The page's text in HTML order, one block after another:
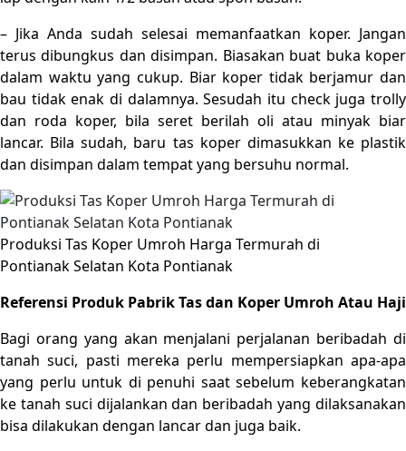
– Jika Anda sudah selesai memanfaatkan koper. Jangan
terus dibungkus dan disimpan. Biasakan buat buka koper
dalam waktu yang cukup. Biar koper tidak berjamur dan
bau tidak enak di dalamnya. Sesudah itu check juga trolly
dan roda koper, bila seret berilah oli atau minyak biar
lancar. Bila sudah, baru tas koper dimasukkan ke plastik
dan disimpan dalam tempat yang bersuhu normal.
Produksi Tas Koper Umroh Harga Termurah di
Pontianak Selatan Kota Pontianak
Referensi Produk Pabrik Tas dan Koper Umroh Atau Haji
Bagi orang yang akan menjalani perjalanan beribadah di
tanah suci, pasti mereka perlu mempersiapkan apa-apa
yang perlu untuk di penuhi saat sebelum keberangkatan
ke tanah suci dijalankan dan beribadah yang dilaksanakan
bisa dilakukan dengan lancar dan juga baik.